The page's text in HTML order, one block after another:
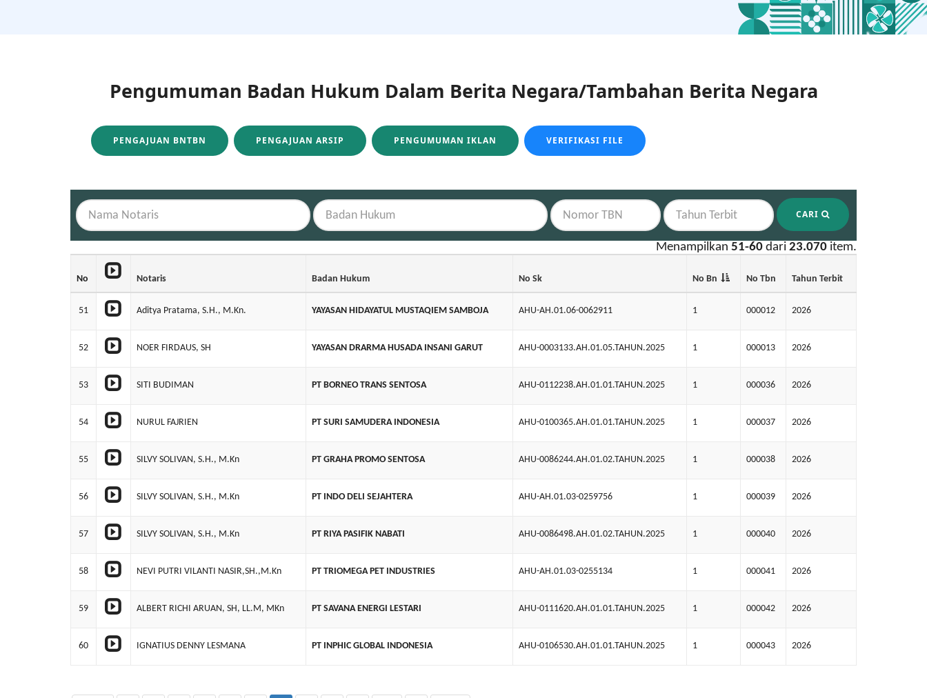
Pengumuman Badan Hukum Dalam Berita Negara/Tambahan Berita Negara
PENGAJUAN BNTBN PENGAJUAN ARSIP PENGUMUMAN IKLAN VERIFIKASI FILE
CARI
Menampilkan 51-60 dari 23.070 item.
No Notaris Badan Hukum No Sk No Bn No Tbn Tahun Terbit
51 Aditya Pratama, S.H., M.Kn. YAYASAN HIDAYATUL MUSTAQIEM SAMBOJA AHU-AH.01.06-0062911 1 000012 2026
52 NOER FIRDAUS, SH YAYASAN DRARMA HUSADA INSANI GARUT AHU-0003133.AH.01.05.TAHUN.2025 1 000013 2026
53 SITI BUDIMAN PT BORNEO TRANS SENTOSA AHU-0112238.AH.01.01.TAHUN.2025 1 000036 2026
54 NURUL FAJRIEN PT SURI SAMUDERA INDONESIA AHU-0100365.AH.01.01.TAHUN.2025 1 000037 2026
55 SILVY SOLIVAN, S.H., M.Kn PT GRAHA PROMO SENTOSA AHU-0086244.AH.01.02.TAHUN.2025 1 000038 2026
56 SILVY SOLIVAN, S.H., M.Kn PT INDO DELI SEJAHTERA AHU-AH.01.03-0259756 1 000039 2026
57 SILVY SOLIVAN, S.H., M.Kn PT RIYA PASIFIK NABATI AHU-0086498.AH.01.02.TAHUN.2025 1 000040 2026
58 NEVI PUTRI VILANTI NASIR,SH.,M.Kn PT TRIOMEGA PET INDUSTRIES AHU-AH.01.03-0255134 1 000041 2026
59 ALBERT RICHI ARUAN, SH, LL.M, MKn PT SAVANA ENERGI LESTARI AHU-0111620.AH.01.01.TAHUN.2025 1 000042 2026
60 IGNATIUS DENNY LESMANA PT INPHIC GLOBAL INDONESIA AHU-0106530.AH.01.01.TAHUN.2025 1 000043 2026